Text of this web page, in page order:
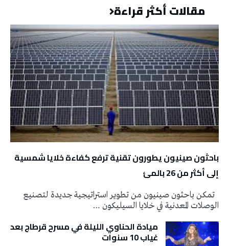
مقالات أكثر قراءة
باحثون صينيون يطورون تقنية ترفع كفاءة خلايا شمسية
إلى أكثر من 26 بالمئ
تمكن باحثون صينيون من تطوير استراتيجية جديدة لتصنيع
الوصلات المعدنية في خلايا السيليكون …
ميادة الحناوي الليلة في مسرح قرطاج بعد
غياب 10 سنوات